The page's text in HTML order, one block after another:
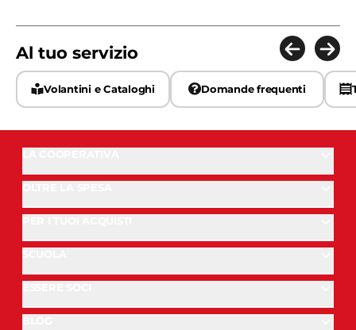
Al tuo servizio
Volantini e Cataloghi Domande frequenti